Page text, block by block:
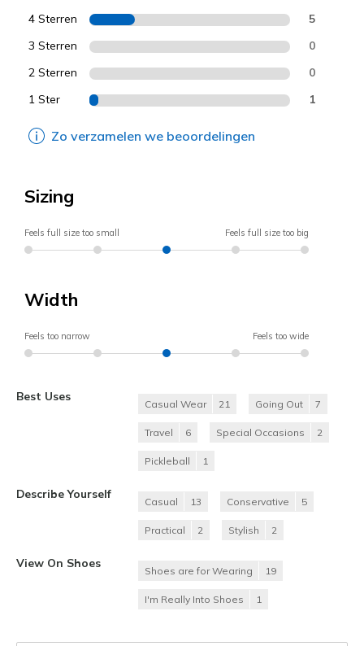
4 Sterren 5
3 Sterren 0
2 Sterren 0
1 Ster 1
Zo verzamelen we beoordelingen
Sizing
Feels full size too small Feels full size too big
Width
Feels too narrow Feels too wide
Best Uses
Casual Wear 21 Going Out 7
Travel 6 Special Occasions 2
Pickleball 1
Describe Yourself
Casual 13 Conservative 5
Practical 2 Stylish 2
View On Shoes
Shoes are for Wearing 19
I'm Really Into Shoes 1